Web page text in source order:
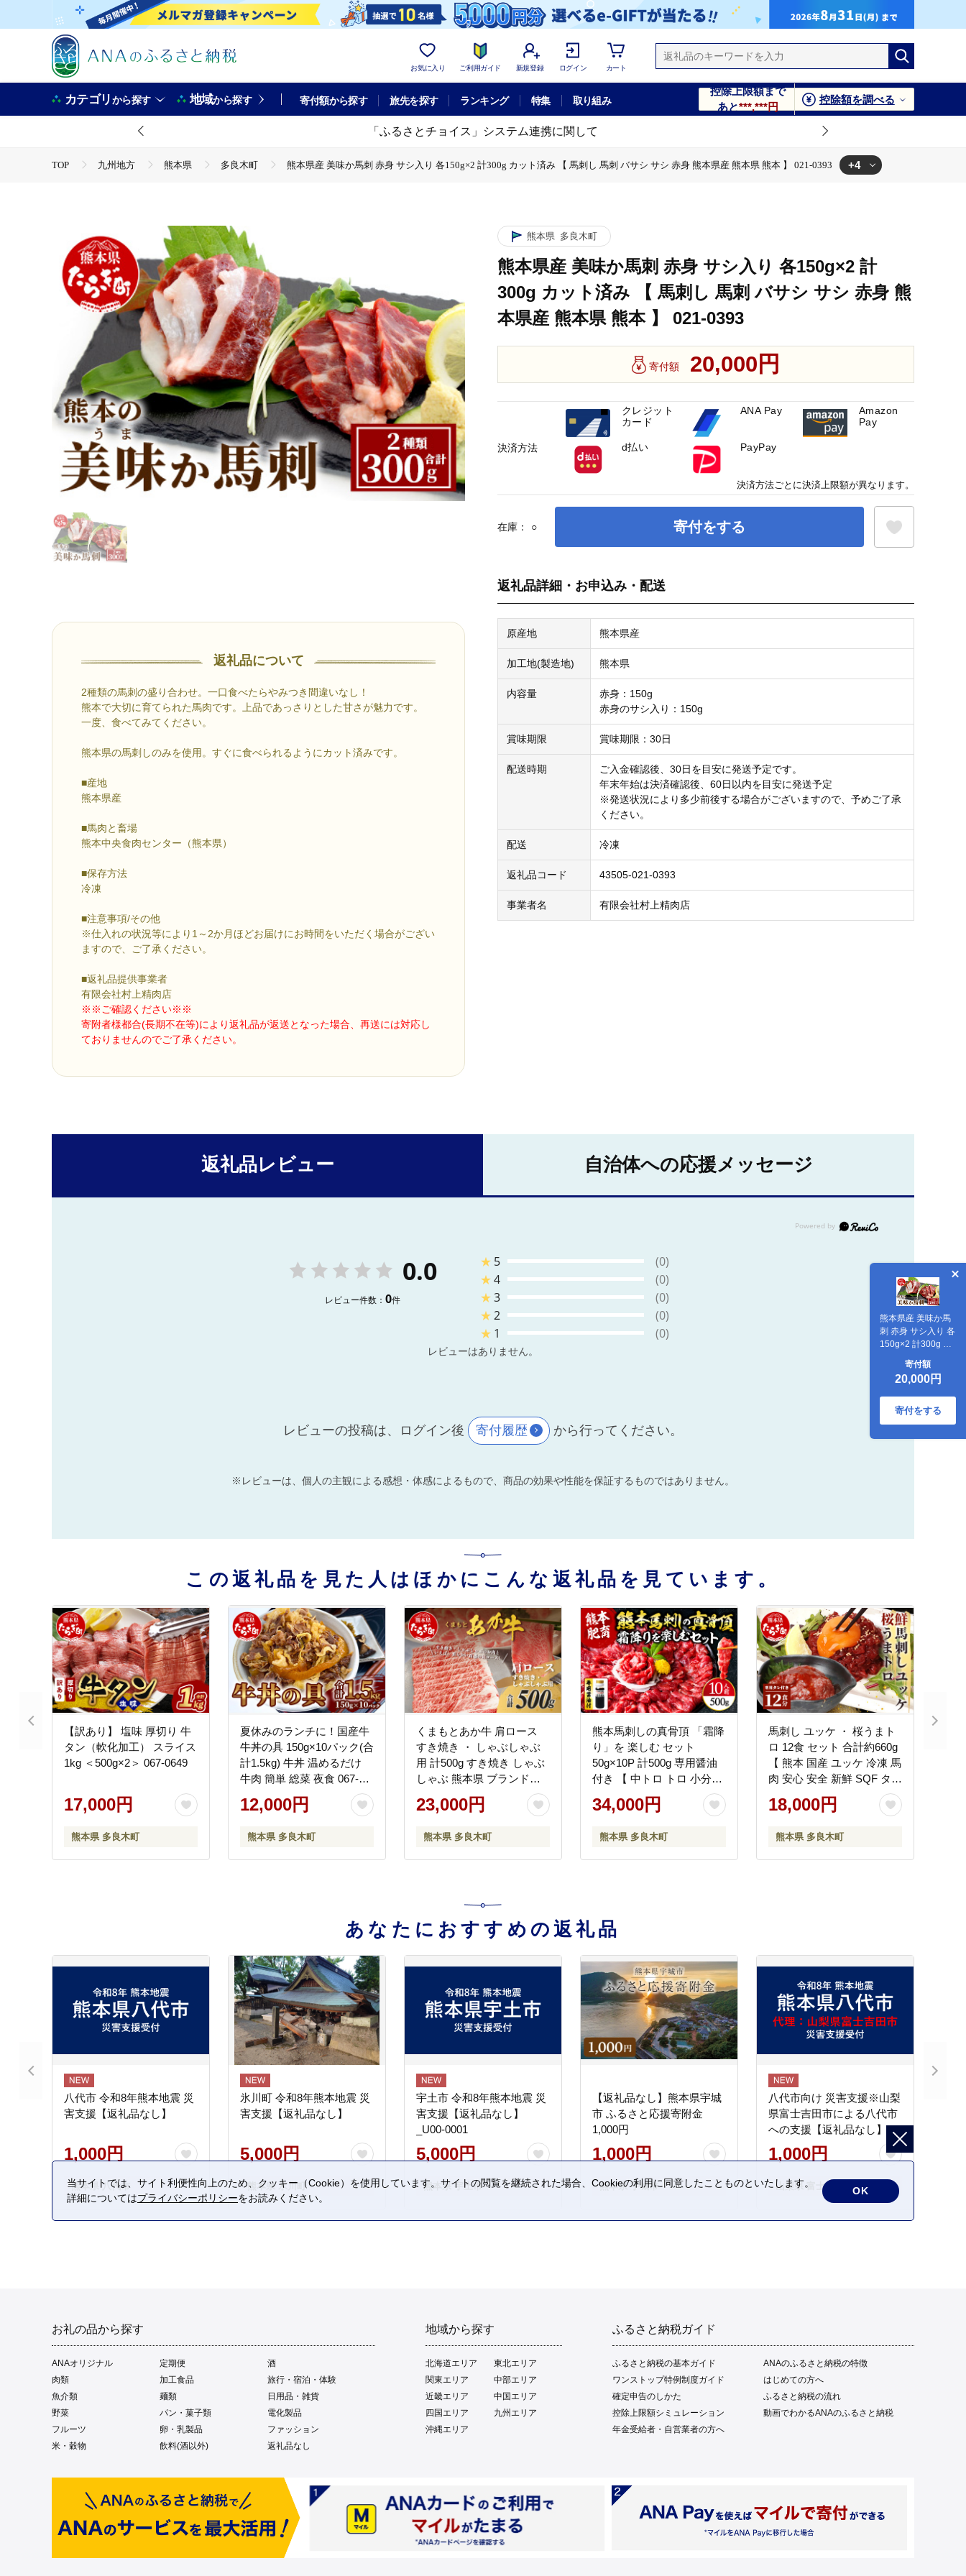
お気に入り ご利用ガイド 新規登録 ログイン カート
カテゴリから探す 地域から探す 寄付額から探す 旅先を探す ランキング 特集 取り組み
控除上限額まで
あと***,***円
控除額を調べる
「ふるさとチョイス」システム連携に関して
TOP 九州地方 熊本県 多良木町 熊本県産 美味か馬刺 赤身 サシ入り 各150g×2 計300g カット済み 【 馬刺し 馬刺 バサシ サシ 赤身 熊本県産 熊本県 熊本 】 021-0393 +4
返礼品について
2種類の馬刺の盛り合わせ。一口食べたらやみつき間違いなし！
熊本で大切に育てられた馬肉です。上品であっさりとした甘さが魅力です。
一度、食べてみてください。
熊本県の馬刺しのみを使用。すぐに食べられるようにカット済みです。
■産地
熊本県産
■馬肉と畜場
熊本中央食肉センター（熊本県）
■保存方法
冷凍
■注意事項/その他
※仕入れの状況等により1～2か月ほどお届けにお時間をいただく場合がござい
ますので、ご了承ください。
■返礼品提供事業者
有限会社村上精肉店
※※ご確認ください※※
寄附者様都合(長期不在等)により返礼品が返送となった場合、再送には対応し
ておりませんのでご了承ください。
熊本県 多良木町
熊本県産 美味か馬刺 赤身 サシ入り 各150g×2 計
300g カット済み 【 馬刺し 馬刺 バサシ サシ 赤身 熊
本県産 熊本県 熊本 】 021-0393
寄付額 20,000円
在庫： ○ 寄付をする
熊本県産 美味か馬
刺 赤身 サシ入り 各
150g×2 計300g カ
馬刺 バサシ サシ 赤
身 熊本県産 熊本県
熊本 】 021-0393
寄付額
20,000円
寄付をする
返礼品詳細・お申込み・配送
原産地 熊本県産
加工地(製造地) 熊本県
内容量
赤身：150g
赤身のサシ入り：150g
賞味期限 賞味期限：30日
配送時期
ご入金確認後、30日を目安に発送予定です。
年末年始は決済確認後、60日以内を目安に発送予定
※発送状況により多少前後する場合がございますので、予めご了承
ください。
配送 冷凍
返礼品コード 43505-021-0393
事業者名 有限会社村上精肉店
決済方法
クレジット
カード
ANA Pay
Amazon
Pay
d払い PayPay
決済方法ごとに決済上限額が異なります。
返礼品レビュー 自治体への応援メッセージ
0.0
レビュー件数： 0件
★ 5
(0)
★4
(0)
★3
(0)
★2
(0)
★ 1 (0)
レビューはありません。
レビューの投稿は、ログイン後 寄付履歴 から行ってください。
※レビューは、個人の主観による感想・体感によるもので、商品の効果や性能を保証するものではありません。
この返礼品を見た人はほかにこんな返礼品を見ています。
【訳あり】 塩味 厚切り 牛
タン（軟化加工） スライス
1kg ＜500g×2＞ 067-0649
17,000円
熊本県 多良木町
夏休みのランチに！国産牛
牛丼の具 150g×10パック(合
計1.5kg) 牛丼 温めるだけ
牛肉 簡単 総菜 夜食 067-
12,000円
熊本県 多良木町
くまもとあか牛 肩ロース
すき焼き ・ しゃぶしゃぶ
用 計500g すき焼き しゃぶ
しゃぶ 熊本県 ブランド牛
あか牛 肉 ヘルシー 赤身 牛
肉 スライス ごちそう 105-
23,000円
熊本県 多良木町
熊本馬刺しの真骨頂 「霜降
り」を 楽しむ セット
50g×10P 計500g 専用醤油
付き 【 中トロ トロ 小分け
馬肉 馬さし 馬刺 バサシ 馬
刺し 霜降り ヘルシー 】
34,000円
熊本県 多良木町
馬刺し ユッケ ・ 桜うまト
ロ 12食 セット 合計約660g
【 熊本 国産 ユッケ 冷凍 馬
肉 安心 安全 新鮮 SQF タレ
付き 桜うまトロ 菅乃屋 】
031-0498
18,000円
熊本県 多良木町
あなたにおすすめの返礼品
八代市 令和8年熊本地震 災
害支援【返礼品なし】
1,000円
熊本県 八代市
氷川町 令和8年熊本地震 災
害支援【返礼品なし】
5,000円
熊本県 氷川町
宇土市 令和8年熊本地震 災
害支援【返礼品なし】
_U00-0001
5,000円
熊本県 宇土市
【返礼品なし】熊本県宇城
市 ふるさと応援寄附金
1,000円
1,000円
熊本県 宇城市
八代市向け 災害支援※山梨
県富士吉田市による八代市
への支援【返礼品なし】
1,000円
山梨県 富士吉田市
お礼の品から探す
ANAオリジナル 定期便
酒
肉類
加工食品
旅行・宿泊・体験
魚介類
麺類
日用品・雑貨
野菜
パン・菓子類
電化製品
フルーツ
卵・乳製品
ファッション
米・穀物
飲料(酒以外) 返礼品なし
地域から探す
北海道エリア
東北エリア
関東エリア
中部エリア
近畿エリア
中国エリア
四国エリア
九州エリア
沖縄エリア
ふるさと納税ガイド
ふるさと納税の基本ガイド
ANAのふるさと納税の特徴
ワンストップ特例制度ガイド
はじめての方へ
確定申告のしかた
ふるさと納税の流れ
控除上限額シミュレーション
動画でわかるANAのふるさと納税
年金受給者・自営業者の方へ
当サイトでは、サイト利便性向上のため、クッキー（Cookie）を使用しています。サイトの閲覧を継続された場合、Cookieの利用に同意したことものといたします。
詳細についてはプライバシーポリシーをお読みください。
OK